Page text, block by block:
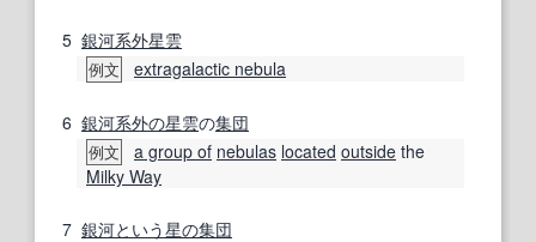
5 銀河系外星雲
例文 extragalactic nebula
6 銀河系外の星雲の集団
例文 a group of nebulas located outside the
Milky Way
7 銀河という星の集団